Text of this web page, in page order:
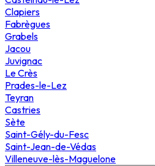
Clapiers
Fabrègues
Grabels
Jacou
Juvignac
Le Crès
Prades-le-Lez
Teyran
Castries
Sète
Saint-Gély-du-Fesc
Saint-Jean-de-Védas
Villeneuve-lès-Maguelone